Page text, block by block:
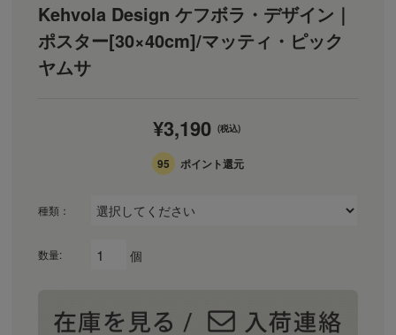
Kehvola Design ケフボラ・デザイン｜
ポスター[30×40cm]/マッティ・ピック
ヤムサ
¥3,190 (税込)
95 ポイント還元
種類：
数量: 個